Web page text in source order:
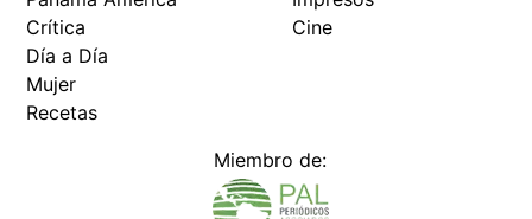
Crítica
Día a Día
Mujer
Recetas
Cine
Miembro de: